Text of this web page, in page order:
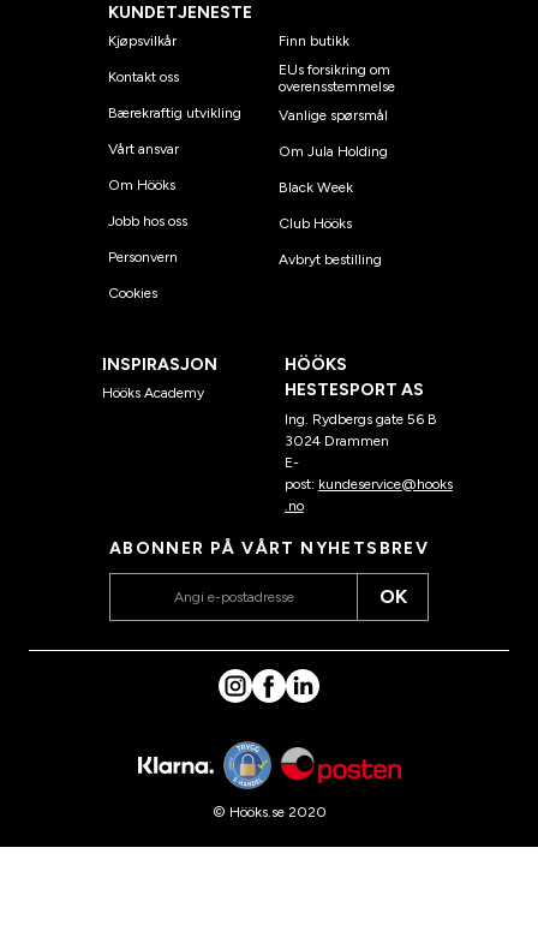
KUNDETJENESTE
Kjøpsvilkår
Kontakt oss
Bærekraftig utvikling
Vårt ansvar
Om Hööks
Jobb hos oss
Personvern
Cookies
Finn butikk
EUs forsikring om
overensstemmelse
Vanlige spørsmål
Om Jula Holding
Black Week
Club Hööks
Avbryt bestilling
INSPIRASJON
Hööks Academy
HÖÖKS
HESTESPORT AS
Ing. Rydbergs gate 56 B
3024 Drammen
E-
post: kundeservice@hooks
.no
ABONNER PÅ VÅRT NYHETSBREV
OK
© Hööks.se 2020